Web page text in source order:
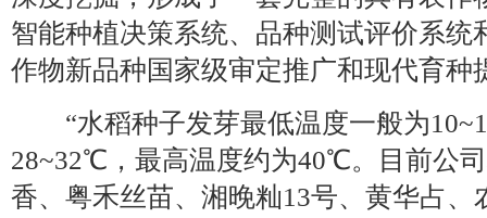
智能种植决策系统、品种测试评价系统
作物新品种国家级审定推广和现代育种
“水稻种子发芽最低温度一般为
28~32℃，最高温度约为40℃。目前公
香、粤禾丝苗、湘晚籼13号、黄华占、